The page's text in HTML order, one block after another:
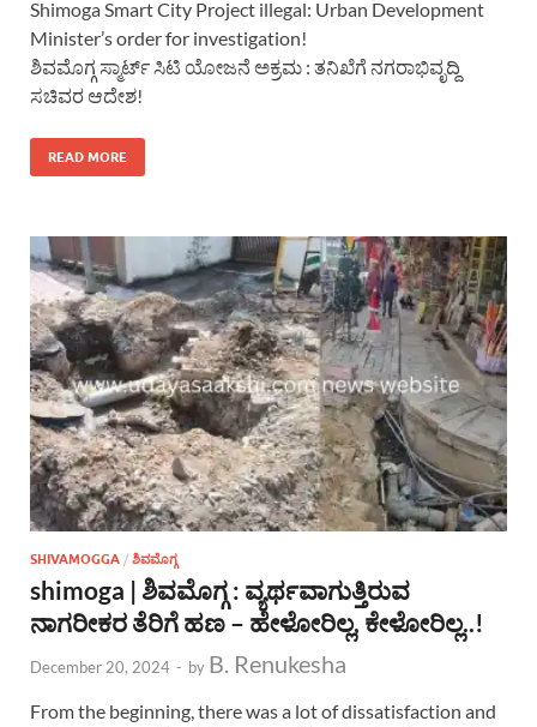
Shimoga Smart City Project illegal: Urban Development
Minister’s order for investigation!
ಶಿವಮೊಗ್ಗ ಸ್ಮಾರ್ಟ್ ಸಿಟಿ ಯೋಜನೆ ಅಕ್ರಮ : ತನಿಖೆಗೆ ನಗರಾಭಿವೃದ್ದಿ
ಸಚಿವರ ಆದೇಶ!
READ MORE
SHIVAMOGGA / ಶಿವಮೊಗ್ಗ
shimoga | ಶಿವಮೊಗ್ಗ : ವ್ಯರ್ಥವಾಗುತ್ತಿರುವ
ನಾಗರೀಕರ ತೆರಿಗೆ ಹಣ – ಹೇಳೋರಿಲ್ಲ, ಕೇಳೋರಿಲ್ಲ..!
December 20, 2024 - by B. Renukesha
From the beginning, there was a lot of dissatisfaction and